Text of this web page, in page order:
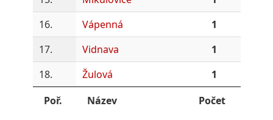
16.
Vápenná
1
17.
Vidnava
1
18.
Žulová
1
Poř.
Název Počet